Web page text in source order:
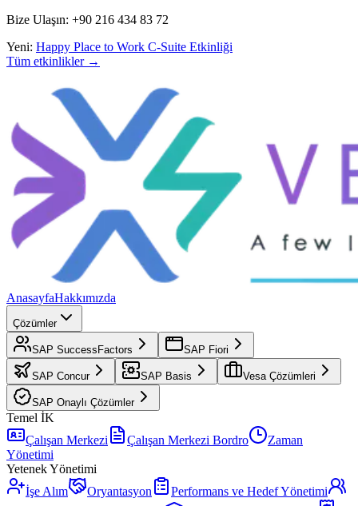
Bize Ulaşın: +90 216 434 83 72
Yeni: Happy Place to Work C-Suite Etkinliği
Tüm etkinlikler →
AnasayfaHakkımızda
Çözümler
SAP SuccessFactors SAP Fiori
SAP Concur SAP Basis Vesa Çözümleri
SAP Onaylı Çözümler
Temel İK
Çalışan Merkezi
Çalışan Merkezi Bordro
Zaman
Yönetimi
Yetenek Yönetimi
İşe Alım
Oryantasyon
Performans ve Hedef Yönetimi